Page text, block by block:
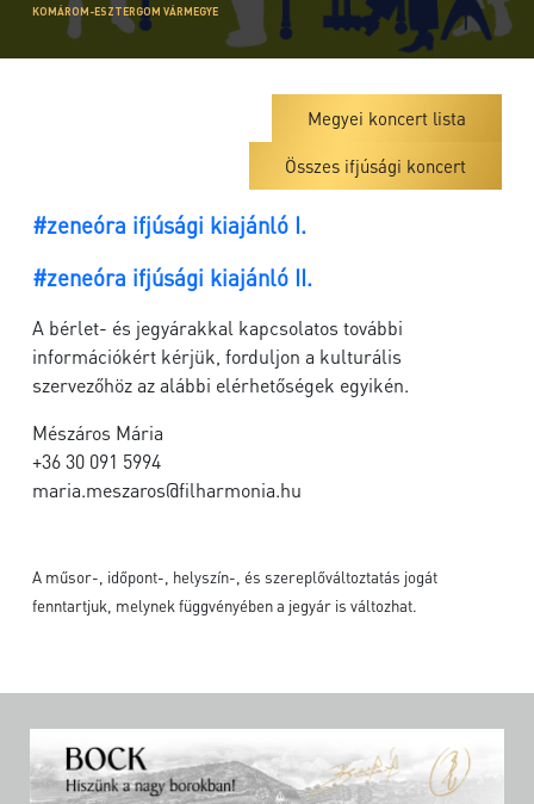
KOMÁROM-ESZTERGOM VÁRMEGYE
Megyei koncert lista
Összes ifjúsági koncert
#zeneóra ifjúsági kiajánló I.
#zeneóra ifjúsági kiajánló II.
A bérlet- és jegyárakkal kapcsolatos további
információkért kérjük, forduljon a kulturális
szervezőhöz az alábbi elérhetőségek egyikén.
Mészáros Mária
+36 30 091 5994
maria.meszaros@filharmonia.hu
A műsor-, időpont-, helyszín-, és szereplőváltoztatás jogát
fenntartjuk, melynek függvényében a jegyár is változhat.